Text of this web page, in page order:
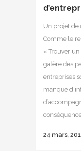
Un projet de
Comme le
« Trouver un
galère des
entreprises
manque
24 mars,